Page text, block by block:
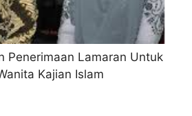
Penerimaan Lamaran Untuk
Kajian Islam